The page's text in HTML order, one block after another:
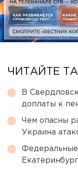
ЧИТАЙТЕ
В
доплаты к
Чем опасны
Украина
Федеральные